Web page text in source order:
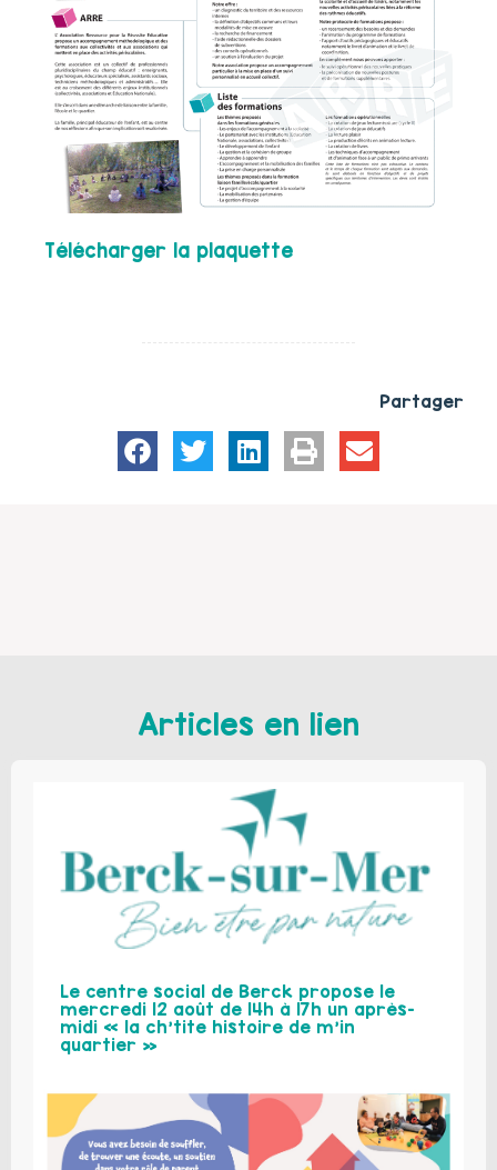
Télécharger la plaquette
Partager
Articles en lien
Le centre social de Berck propose le
mercredi 12 août de 14h à 17h un après-
midi « la ch’tite histoire de m’in
quartier »